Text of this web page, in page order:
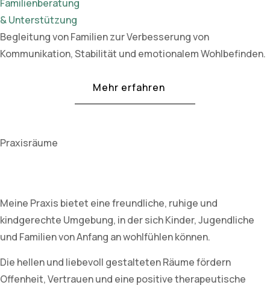
Familienberatung
& Unterstützung
Begleitung von Familien zur Verbesserung von
Kommunikation, Stabilität und emotionalem Wohlbefinden.
Mehr erfahren
Praxisräume
Meine Praxis bietet eine freundliche, ruhige und
kindgerechte Umgebung, in der sich Kinder, Jugendliche
und Familien von Anfang an wohlfühlen können.
Die hellen und liebevoll gestalteten Räume fördern
Offenheit, Vertrauen und eine positive therapeutische